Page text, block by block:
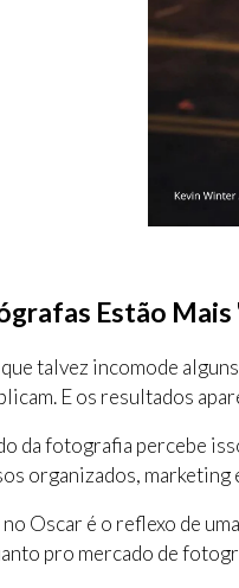
Estão Mais
talvez incomode
E os resultados
da fotografia percebe
organizados, marketing
Oscar é o reflexo de
pro mercado de